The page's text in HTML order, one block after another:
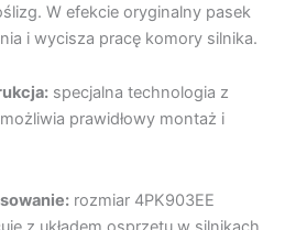
W efekcie oryginalny pasek
i wycisza pracę komory silnika.
specjalna technologia z
prawidłowy montaż i
rozmiar 4PK903EE